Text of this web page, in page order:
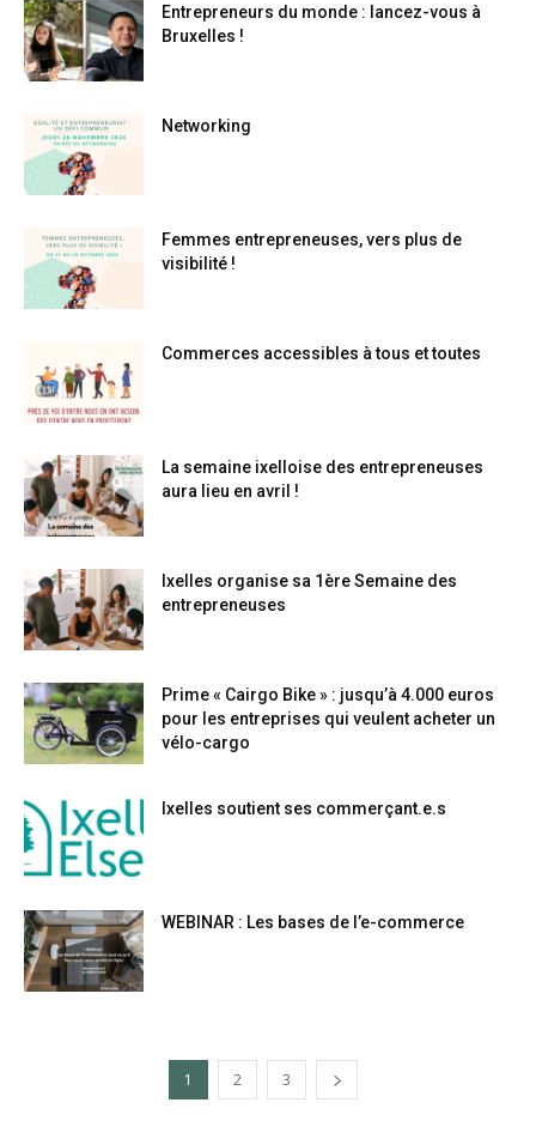
Entrepreneurs du monde : lancez-vous à
Bruxelles !
Networking
Femmes entrepreneuses, vers plus de
visibilité !
Commerces accessibles à tous et toutes
La semaine ixelloise des entrepreneuses
aura lieu en avril !
Ixelles organise sa 1ère Semaine des
entrepreneuses
Prime « Cairgo Bike » : jusqu’à 4.000 euros
pour les entreprises qui veulent acheter un
vélo-cargo
Ixelles soutient ses commerçant.e.s
WEBINAR : Les bases de l’e-commerce
1 2 3